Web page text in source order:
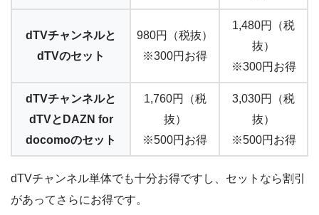
dTVチャンネルと
dTVのセット
980円（税抜）
※300円お得
1,480円（税
抜）
※300円お得
dTVチャンネルと
dTVとDAZN for
docomoのセット
1,760円（税
抜）
※500円お得
3,030円（税
抜）
※500円お得
dTVチャンネル単体でも十分お得ですし、セットなら割引
があってさらにお得です。